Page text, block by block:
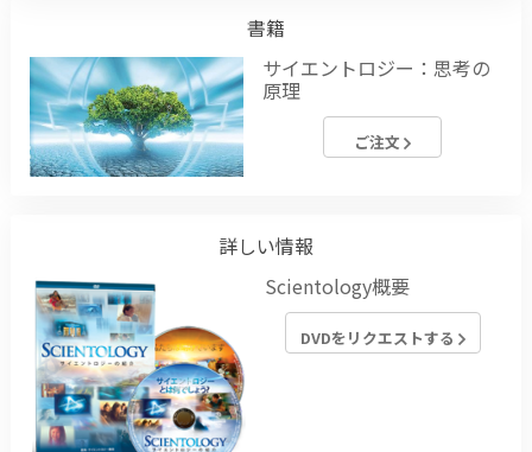
書籍
サイエントロジー：思考の
原理
ご注文
詳しい情報
Scientology概要
DVDをリクエストする